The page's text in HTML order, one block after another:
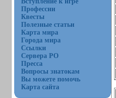
Профессии
Квесты
Полезные статьи
Карта мира
Города мира
Ссылки
Сервера РО
Пресса
Вопросы знатокам
Вы можете помочь
Карта сайта